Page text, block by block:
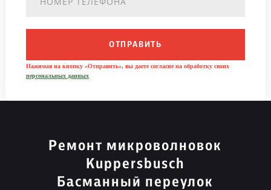
ОТПРАВИТЬ
Нажимая на кнопку «Отправить», вы даете согласие на обработку своих
персональных данных
Ремонт микроволновок
Kuppersbusch
Басманный переулок